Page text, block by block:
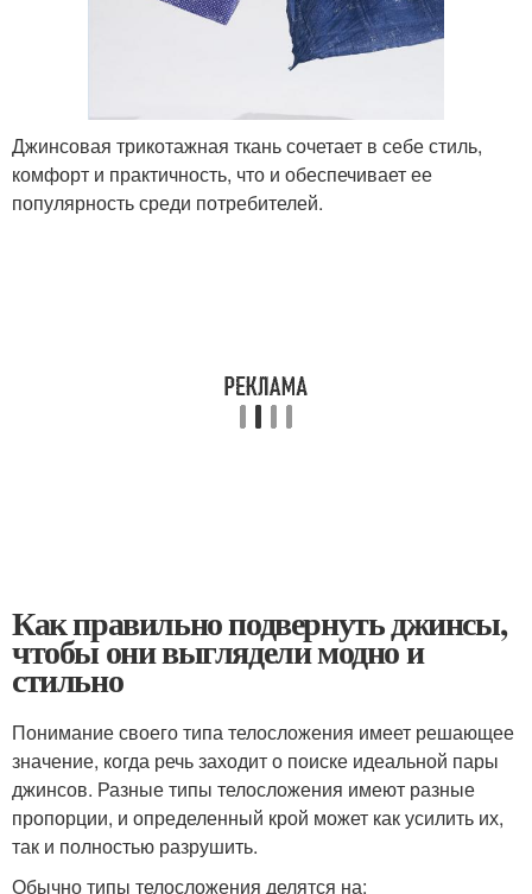
Джинсовая трикотажная ткань сочетает в себе стиль,
комфорт и практичность, что и обеспечивает ее
популярность среди потребителей.
Как правильно подвернуть джинсы,
чтобы они выглядели модно и
стильно
Понимание своего типа телосложения имеет решающее
значение, когда речь заходит о поиске идеальной пары
джинсов. Разные типы телосложения имеют разные
пропорции, и определенный крой может как усилить их,
так и полностью разрушить.
Обычно типы телосложения делятся на: